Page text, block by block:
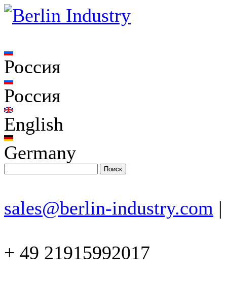
Россия
Россия
English
Germany
sales@berlin-industry.com |
+ 49 21915992017